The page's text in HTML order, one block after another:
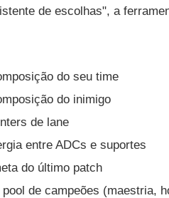
de escolhas", a
do seu time
do inimigo
de lane
entre ADCs e suportes
do último patch
pool de campeões (maestria,